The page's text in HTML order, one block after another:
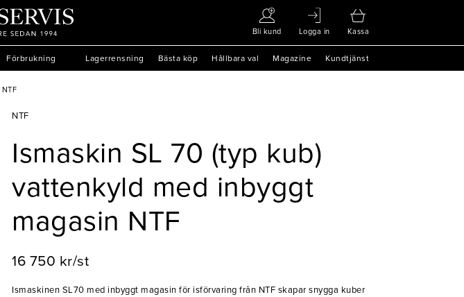
Bli kund Logga in Kassa
Förbrukning Lagerrensning Bästa köp Hållbara val Magazine Kundtjänst
NTF
Ismaskin SL 70 (typ kub)
vattenkyld med inbyggt
magasin NTF
16 750 kr/st
Ismaskinen SL70 med inbyggt magasin för isförvaring från NTF skapar snygga kuber